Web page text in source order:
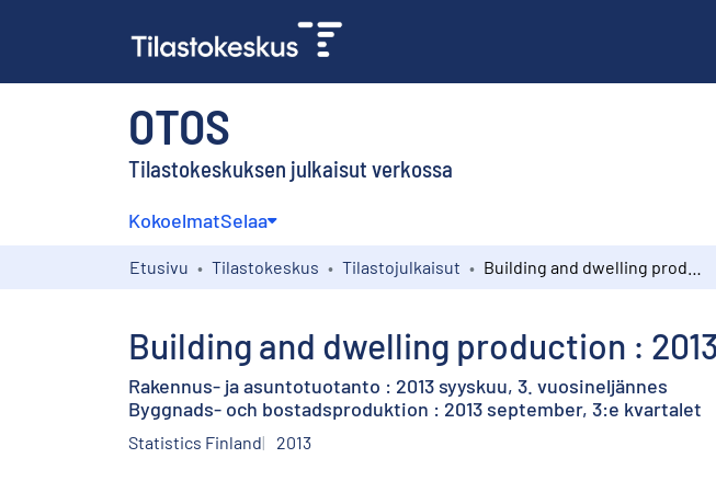
OTOS
Tilastokeskuksen julkaisut verkossa
KokoelmatSelaa
Etusivu Tilastokeskus Tilastojulkaisut
Building and dwelling production :
Rakennus- ja asuntotuotanto : 2013 syyskuu, 3. vuosineljännes
Byggnads- och bostadsproduktion : 2013 september, 3:e kvartalet
Statistics Finland 2013